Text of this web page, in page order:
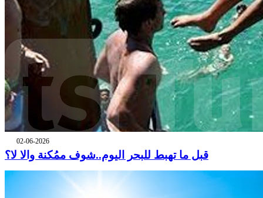
02-06-2026
قبل ما تهبط للبحر اليوم..شوف ممُكنة والا لا؟